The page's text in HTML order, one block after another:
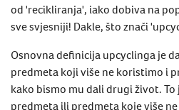
od 'recikliranja', iako dobiva na
sve svjesniji! Dakle, što znači '
Osnovna definicija upcyclinga je
predmeta koji više ne koristimo i
kako bismo mu dali drugi život.
predmeta ili predmeta koje više